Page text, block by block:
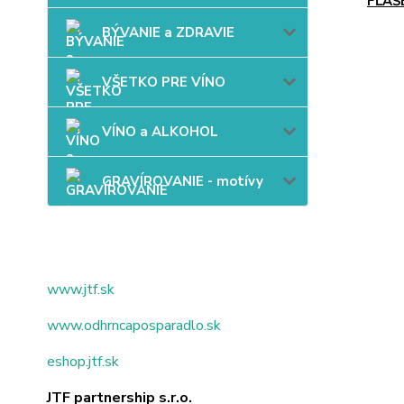
BÝVANIE a ZDRAVIE
VŠETKO PRE VÍNO
VÍNO a ALKOHOL
GRAVÍROVANIE - motívy
www.jtf.sk
www.odhrncaposparadlo.sk
eshop.jtf.sk
JTF partnership s.r.o.